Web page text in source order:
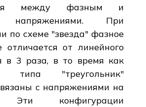
между фазным и
напряжениями. При
по схеме "звезда" фазное
отличается от линейного
в 3 раза, в то время как
типа "треугольник"
с напряжениями на
Эти конфигурации